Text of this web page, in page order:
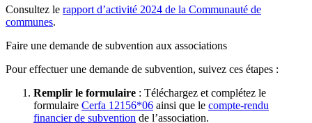
Consultez le rapport d’activité 2024 de la Communauté de
communes.
Faire une demande de subvention aux associations
Pour effectuer une demande de subvention, suivez ces étapes :
Remplir le formulaire : Téléchargez et complétez le
formulaire Cerfa 12156*06 ainsi que le compte-rendu
financier de subvention de l’association.